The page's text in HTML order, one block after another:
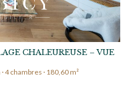
CHALEUREUSE – VUE
4 chambres · 180,60 m²